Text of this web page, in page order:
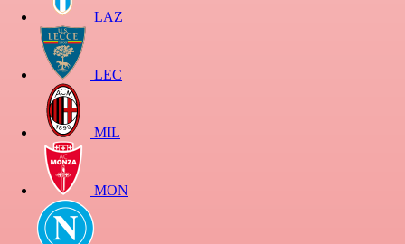
LAZ
LEC
MIL
MON